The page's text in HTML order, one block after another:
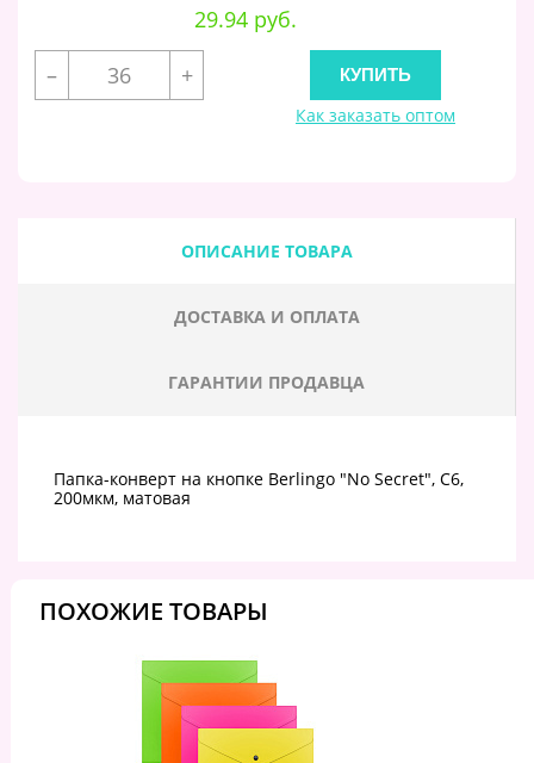
29.94 руб.
–
+
Как заказать оптом
ОПИСАНИЕ ТОВАРА
ДОСТАВКА И ОПЛАТА
ГАРАНТИИ ПРОДАВЦА
Папка-конверт на кнопке Berlingo "No Secret", С6,
200мкм, матовая
ПОХОЖИЕ ТОВАРЫ